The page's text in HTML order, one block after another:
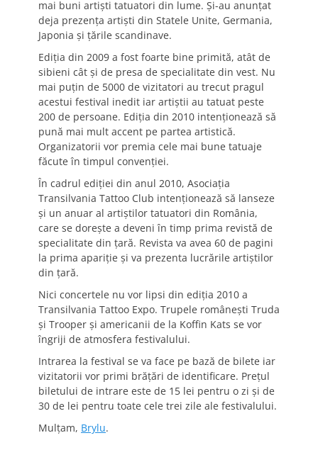
mai buni artişti tatuatori din lume. Şi-au anunţat
deja prezenţa artişti din Statele Unite, Germania,
Japonia şi ţările scandinave.
Ediţia din 2009 a fost foarte bine primită, atât de
sibieni cât şi de presa de specialitate din vest. Nu
mai puţin de 5000 de vizitatori au trecut pragul
acestui festival inedit iar artiştii au tatuat peste
200 de persoane. Ediţia din 2010 intenţionează să
pună mai mult accent pe partea artistică.
Organizatorii vor premia cele mai bune tatuaje
făcute în timpul convenţiei.
În cadrul ediţiei din anul 2010, Asociaţia
Transilvania Tattoo Club intenţionează să lanseze
şi un anuar al artiştilor tatuatori din România,
care se doreşte a deveni în timp prima revistă de
specialitate din ţară. Revista va avea 60 de pagini
la prima apariţie şi va prezenta lucrările artiştilor
din ţară.
Nici concertele nu vor lipsi din ediţia 2010 a
Transilvania Tattoo Expo. Trupele româneşti Truda
şi Trooper şi americanii de la Koffin Kats se vor
îngriji de atmosfera festivalului.
Intrarea la festival se va face pe bază de bilete iar
vizitatorii vor primi brăţări de identificare. Preţul
biletului de intrare este de 15 lei pentru o zi şi de
30 de lei pentru toate cele trei zile ale festivalului.
Mulţam, Brylu.